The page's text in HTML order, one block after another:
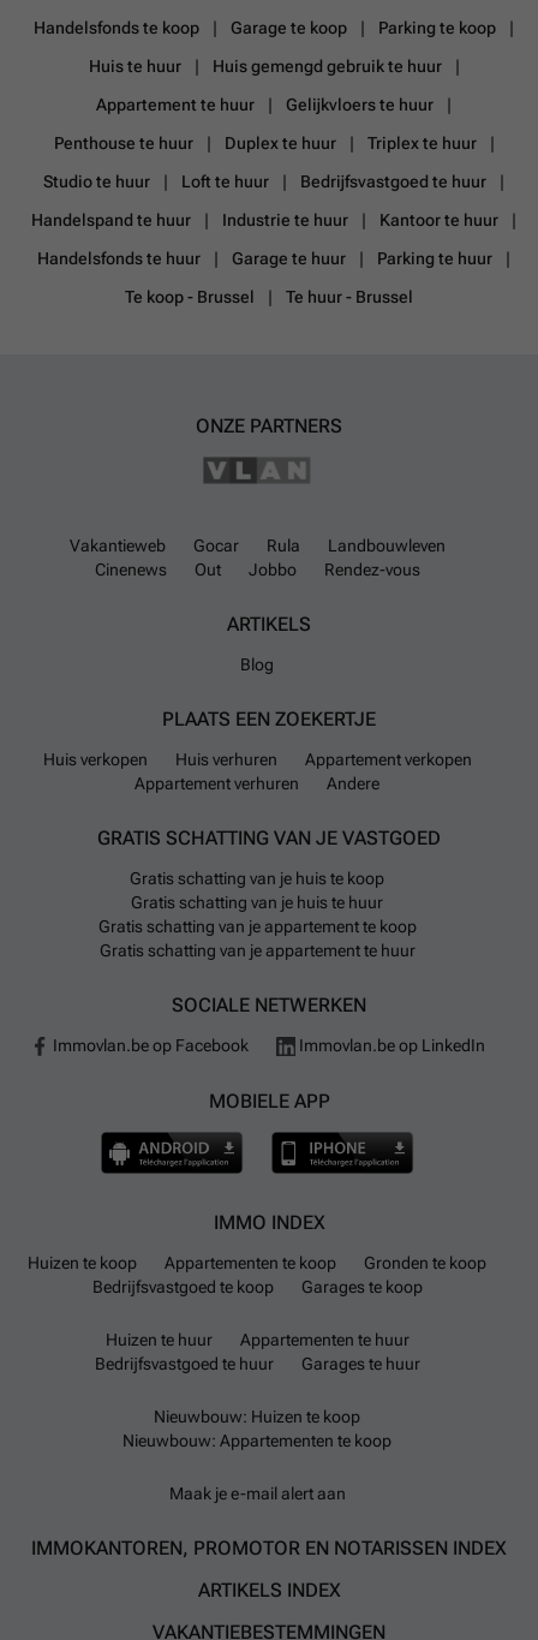
Handelsfonds te koop
Garage te koop
Parking te koop
Huis te huur
Huis gemengd gebruik te huur
Appartement te huur
Gelijkvloers te huur
Penthouse te huur
Duplex te huur
Triplex te huur
Studio te huur
Loft te huur
Bedrijfsvastgoed te huur
Handelspand te huur
Industrie te huur
Kantoor te huur
Handelsfonds te huur
Garage te huur
Parking te huur
Te koop - Brussel
Te huur - Brussel
ONZE PARTNERS
Vakantieweb Gocar Rula
Landbouwleven
Cinenews
Out Jobbo Rendez-vous
ARTIKELS
Blog
PLAATS EEN ZOEKERTJE
Huis verkopen Huis verhuren
Appartement verkopen
Appartement verhuren
Andere
GRATIS SCHATTING VAN JE VASTGOED
Gratis schatting van je huis te koop
Gratis schatting van je huis te huur
Gratis schatting van je appartement te koop
Gratis schatting van je appartement te huur
SOCIALE NETWERKEN
Immovlan.be op Facebook Immovlan.be op LinkedIn
MOBIELE APP
IMMO INDEX
Huizen te koop Appartementen te koop
Gronden te koop
Bedrijfsvastgoed te koop
Garages te koop
Huizen te huur
Appartementen te huur
Bedrijfsvastgoed te huur
Garages te huur
Nieuwbouw: Huizen te koop
Nieuwbouw: Appartementen te koop
Maak je e-mail alert aan
IMMOKANTOREN, PROMOTOR EN NOTARISSEN INDEX
ARTIKELS INDEX
VAKANTIEBESTEMMINGEN